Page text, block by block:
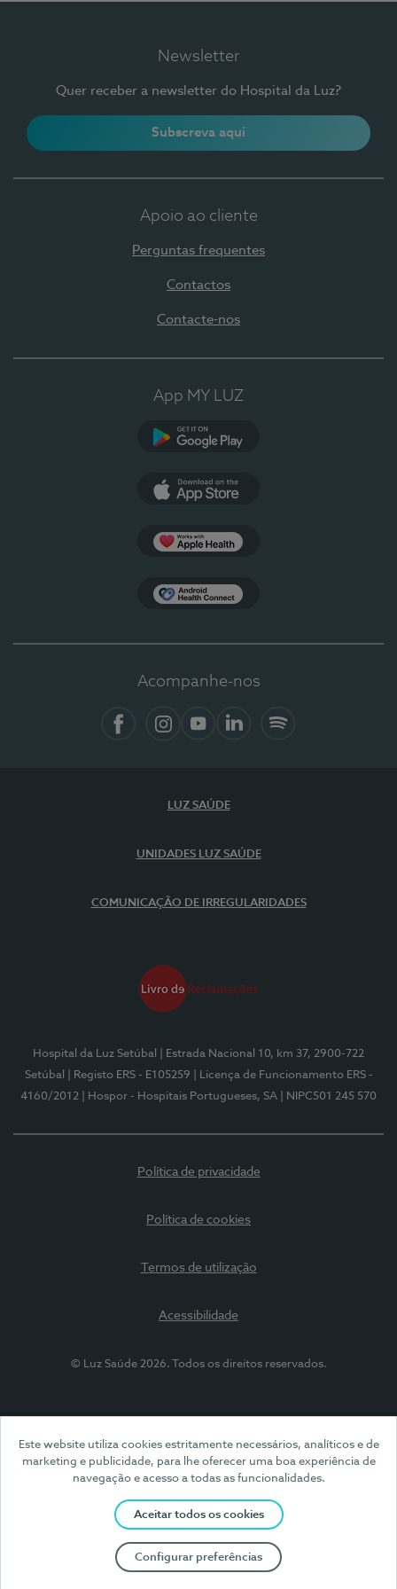
Este website utiliza cookies estritamente necessários, analíticos e de
marketing e publicidade, para lhe oferecer uma boa experiência de
navegação e acesso a todas as funcionalidades.
Aceitar todos os cookies
Configurar preferências
Newsletter
Quer receber a newsletter do Hospital da Luz?
Subscreva aqui
Apoio ao cliente
Perguntas frequentes
Contactos
Contacte-nos
App MY LUZ
Acompanhe-nos
LUZ SAÚDE
UNIDADES LUZ SAÚDE
COMUNICAÇÃO DE IRREGULARIDADES
Hospital da Luz Setúbal
| Estrada Nacional 10, km 37, 2900-722
Setúbal
| Registo ERS - E105259
| Licença de Funcionamento ERS -
4160/2012
| Hospor - Hospitais Portugueses, SA | NIPC501 245 570
Política de privacidade
Política de cookies
Termos de utilização
Acessibilidade
© Luz Saúde 2026. Todos os direitos reservados.